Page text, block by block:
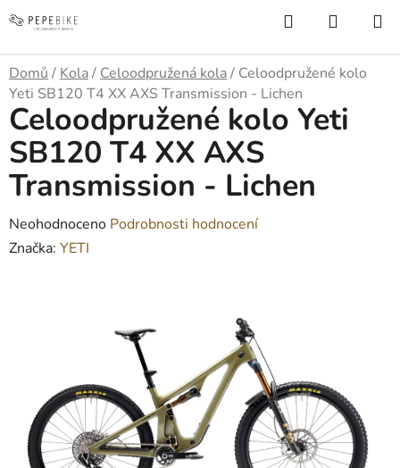
na
Hledat
KOŠÍK
Domů / Kola/ Celoodpružená kola/ Celoodpružené kolo
Yeti SB120 T4 XX AXS Transmission - Lichen
Celoodpružené kolo Yeti
SB120 T4 XX AXS
Transmission - Lichen
Průměrné
hodnocení
hvězdiček.
Neohodnoceno Podrobnosti hodnocení
Značka: YETI